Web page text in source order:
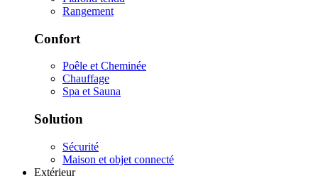
Rangement
Confort
Poêle et Cheminée
Chauffage
Spa et Sauna
Solution
Sécurité
Maison et objet connecté
Extérieur